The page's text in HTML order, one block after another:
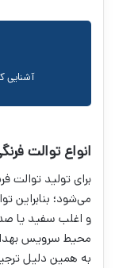
آشنایی
انواع توالت
برای تولید توالت
می‌شود؛ بنابراین
و اغلب سفید یا
محیط سرویس
به همین دلیل